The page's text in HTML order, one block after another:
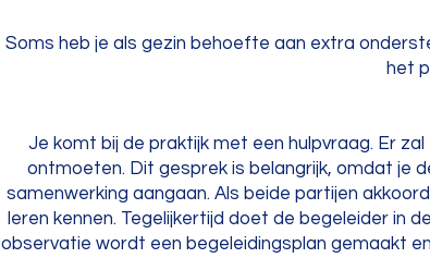
Soms heb je als gezin behoefte aan extra
het
Je komt bij de praktijk met een hulpvraag. Er
ontmoeten. Dit gesprek is belangrijk, omdat je
samenwerking aangaan. Als beide partijen
leren kennen. Tegelijkertijd doet de begeleider in
observatie wordt een begeleidingsplan gemaakt